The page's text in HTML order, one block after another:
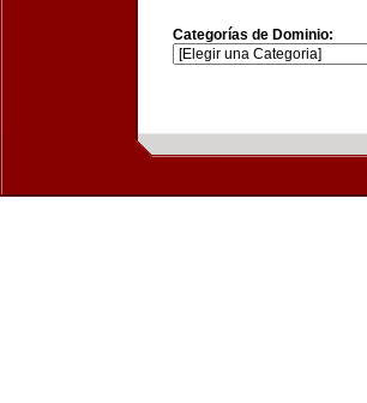
Categorías de Dominio: